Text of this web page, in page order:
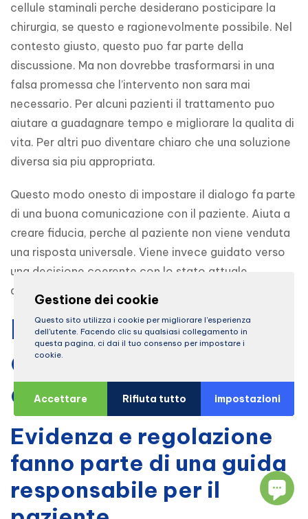
cellule staminali perche desiderano posticipare la
chirurgia, se questo e ragionevolmente possibile. Nel
contesto giusto, questo puo far parte della
discussione. Ma non dovrebbe trasformarsi in una
falsa promessa che l’intervento non sara mai
necessario. Per alcuni pazienti il trattamento puo
aiutare a guadagnare tempo e migliorare la qualita di
vita. Per altri puo diventare chiaro che una soluzione
diversa sia piu appropriata.
Questo modo onesto di impostare il dialogo fa parte
di una buona comunicazione con il paziente. Aiuta a
creare fiducia, perche al paziente non viene venduta
una risposta universale. Viene invece guidato verso
una decisione coerente con lo stato attuale
dell’articolazione e con i suoi obiettivi personali.
Perche conta una
discussione attenta
e affidabile
Evidenza e regolazione
fanno parte di una guida
responsabile per il
Gestione dei cookie
Questo sito utilizza i cookie per migliorare l'esperienza
dell'utente. Facendo clic su qualsiasi collegamento in
questa pagina, ci dai il tuo consenso per impostare i
cookie.
Accettare Rifiuta tutto impostazioni